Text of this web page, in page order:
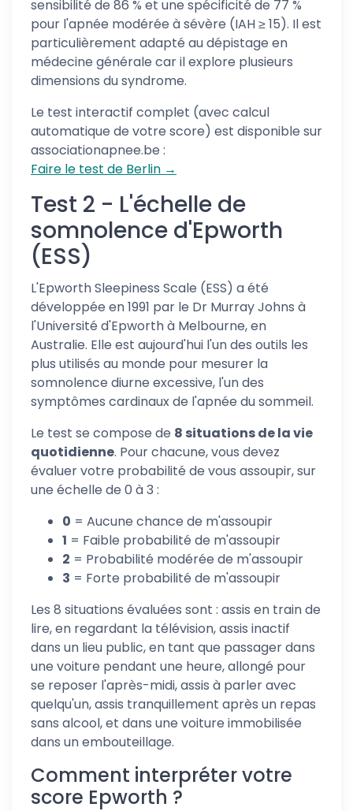
sensibilité de 86 % et une spécificité de 77 %
pour l'apnée modérée à sévère (IAH ≥ 15). Il est
particulièrement adapté au dépistage en
médecine générale car il explore plusieurs
dimensions du syndrome.
Le test interactif complet (avec calcul
automatique de votre score) est disponible sur
associationapnee.be :
Faire le test de Berlin →
Test 2 - L'échelle de
somnolence d'Epworth
(ESS)
L'Epworth Sleepiness Scale (ESS) a été
développée en 1991 par le Dr Murray Johns à
l'Université d'Epworth à Melbourne, en
Australie. Elle est aujourd'hui l'un des outils les
plus utilisés au monde pour mesurer la
somnolence diurne excessive, l'un des
symptômes cardinaux de l'apnée du sommeil.
Le test se compose de 8 situations de la vie
quotidienne. Pour chacune, vous devez
évaluer votre probabilité de vous assoupir, sur
une échelle de 0 à 3 :
0 = Aucune chance de m'assoupir
1 = Faible probabilité de m'assoupir
2 = Probabilité modérée de m'assoupir
3 = Forte probabilité de m'assoupir
Les 8 situations évaluées sont : assis en train de
lire, en regardant la télévision, assis inactif
dans un lieu public, en tant que passager dans
une voiture pendant une heure, allongé pour
se reposer l'après-midi, assis à parler avec
quelqu'un, assis tranquillement après un repas
sans alcool, et dans une voiture immobilisée
dans un embouteillage.
Comment interpréter votre
score Epworth ?